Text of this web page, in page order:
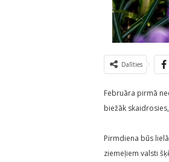
Dalīties
Februāra pirmā
biežāk
Pirmdiena būs
ziemeļiem valsti